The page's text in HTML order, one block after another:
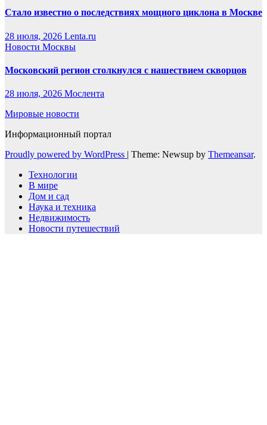
Стало известно о последствиях мощного циклона в Москве
28 июля, 2026 Lenta.ru
Новости Москвы
Московский регион столкнулся с нашествием скворцов
28 июля, 2026 Мослента
Мировые новости
Информационный портал
Proudly powered by WordPress | Theme: Newsup by Themeansar.
Технологии
В мире
Дом и сад
Наука и техника
Недвижимость
Новости путешествий